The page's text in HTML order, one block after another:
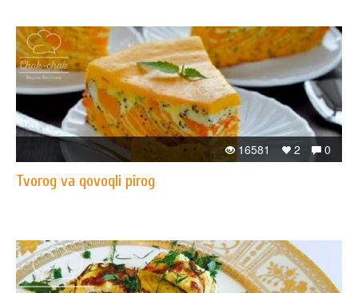
0
2
16581
Tvorog va qovoqli pirog